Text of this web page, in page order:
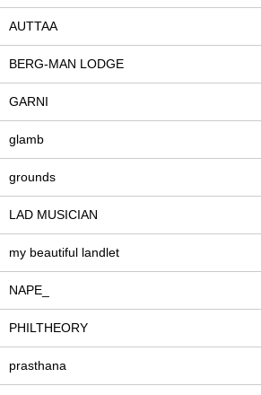
AUTTAA
BERG-MAN LODGE
GARNI
glamb
grounds
LAD MUSICIAN
my beautiful landlet
NAPE_
PHILTHEORY
prasthana